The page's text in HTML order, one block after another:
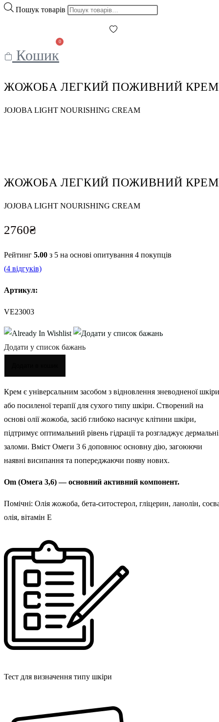
Пошук товарів
0
Кошик
ЖОЖОБА ЛЕГКИЙ ПОЖИВНИЙ КРЕМ
JOJOBA LIGHT NOURISHING CREAM
ЖОЖОБА ЛЕГКИЙ ПОЖИВНИЙ КРЕМ
JOJOBA LIGHT NOURISHING CREAM
2760₴
Рейтинг 5.00 з 5 на основі опитування 4 покупців
(4 відгуків)
Артикул:
VE23003
Додати у список бажань
Крем є універсальним засобом з відновлення зневодненої шкіри
або посиленої терапії для сухого типу шкіри. Створений на
основі олії жожоба, засіб глибоко насичує клітини шкіри,
підтримує оптимальний рівень гідрації та розгладжує дермальні
заломи. Вміст Омеги 3 6 доповнює основну дію, загоюючи
наявні висипання та попереджаючи появу нових.
Om (Омега 3,6) — основний активний компонент.
Помічні: Олія жожоба, бета-ситостерол, гліцерин, ланолін,
олія, вітамін Е
Тест для визначення типу шкіри